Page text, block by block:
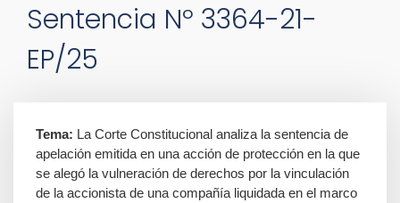
Sentencia Nº 3364-21-
EP/25
Tema: La Corte Constitucional analiza la sentencia de
apelación emitida en una acción de protección en la que
se alegó la vulneración de derechos por la vinculación
de la accionista de una compañía liquidada en el marco